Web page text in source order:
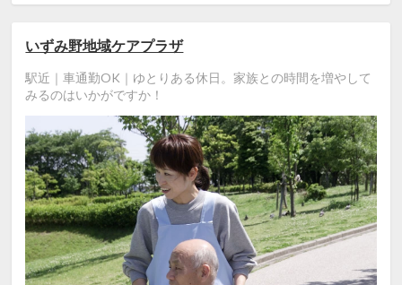
いずみ野地域ケアプラザ
駅近｜車通勤OK｜ゆとりある休日。家族との時間を増やして
みるのはいかがですか！